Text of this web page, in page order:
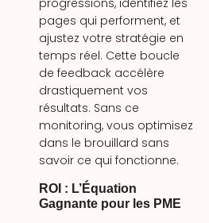
progressions, identifiez les
pages qui performent, et
ajustez votre stratégie en
temps réel. Cette boucle
de feedback accélère
drastiquement vos
résultats. Sans ce
monitoring, vous optimisez
dans le brouillard sans
savoir ce qui fonctionne.
ROI : L’Équation
Gagnante pour les PME